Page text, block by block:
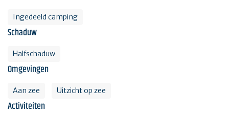
Ingedeeld camping
Schaduw
Halfschaduw
Omgevingen
Aan zee Uitzicht op zee
Activiteiten